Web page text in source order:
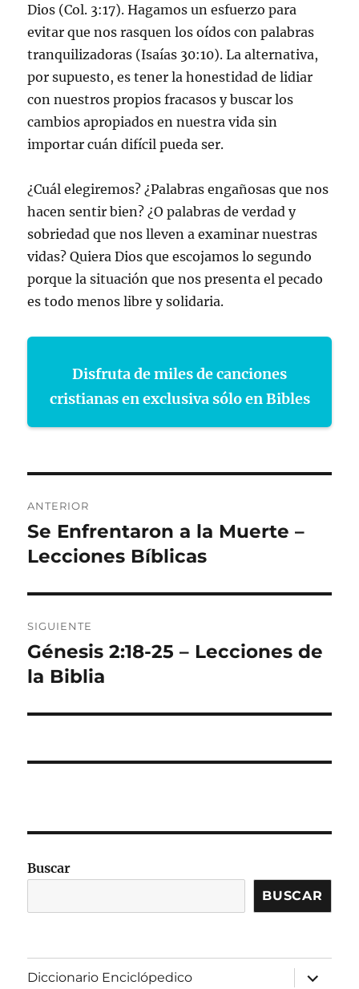
Dios (Col. 3:17). Hagamos un esfuerzo para
evitar que nos rasquen los oídos con palabras
tranquilizadoras (Isaías 30:10). La alternativa,
por supuesto, es tener la honestidad de lidiar
con nuestros propios fracasos y buscar los
cambios apropiados en nuestra vida sin
importar cuán difícil pueda ser.
¿Cuál elegiremos? ¿Palabras engañosas que nos
hacen sentir bien? ¿O palabras de verdad y
sobriedad que nos lleven a examinar nuestras
vidas? Quiera Dios que escojamos lo segundo
porque la situación que nos presenta el pecado
es todo menos libre y solidaria.
Disfruta de miles de canciones
cristianas en exclusiva sólo en Bibles
de
entradas
ANTERIOR
Entrada
anterior:
Se Enfrentaron a la Muerte –
Lecciones Bíblicas
SIGUIENTE
Entrada
siguiente:
Génesis 2:18-25 – Lecciones de
la Biblia
Buscar
BUSCAR
Diccionario Enciclópedico
expandir
el